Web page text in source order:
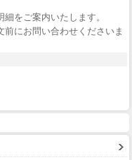
をご案内いたします。
にお問い合わせくださいま